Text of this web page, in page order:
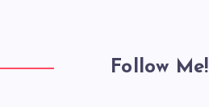
Follow Me!